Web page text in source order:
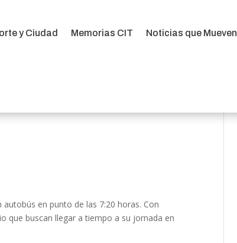
y Ciudad Memorias CIT Noticias que Mueven
en punto de las 7:20 horas. Con
que buscan llegar a tiempo a su jornada en